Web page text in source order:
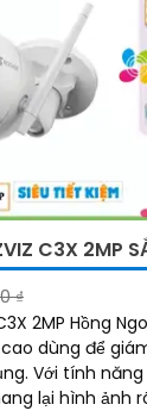
C3X 2MP
₫
2MP Hồng
dùng để
30m,
lại hình ảnh